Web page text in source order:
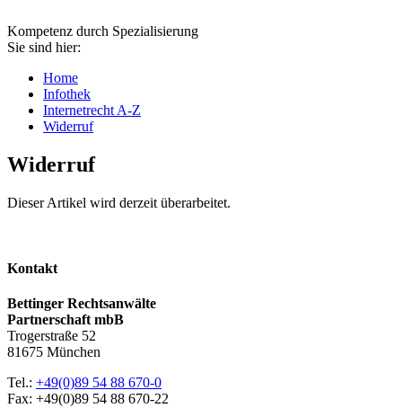
Kompetenz durch Spezialisierung
Sie sind hier:
Home
Infothek
Internetrecht A-Z
Widerruf
Widerruf
Dieser Artikel wird derzeit überarbeitet.
Kontakt
Bettinger Rechtsanwälte
Partnerschaft mbB
Trogerstraße 52
81675 München
Tel.: +49(0)89 54 88 670-0
Fax: +49(0)89 54 88 670-22